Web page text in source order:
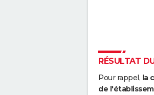
RÉSULTAT
Pour rappel, la
de